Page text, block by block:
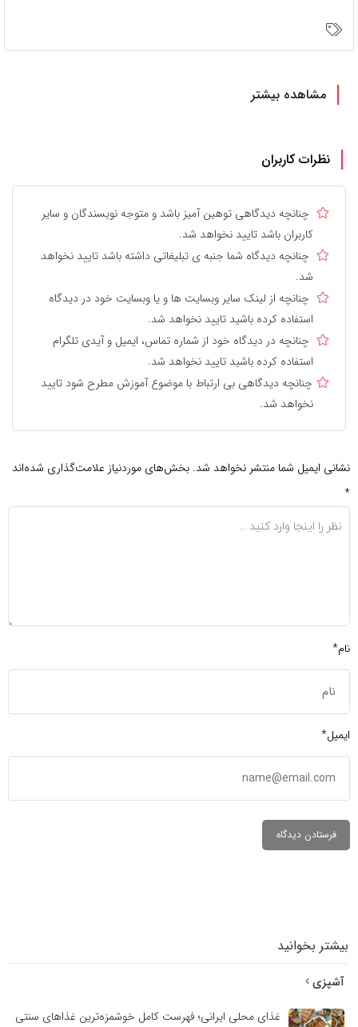
مشاهده بیشتر
نظرات کاربران
چنانچه دیدگاهی توهین آمیز باشد و متوجه نویسندگان و سایر
کاربران باشد تایید نخواهد شد.
چنانچه دیدگاه شما جنبه ی تبلیغاتی داشته باشد تایید نخواهد
شد.
چنانچه از لینک سایر وبسایت ها و یا وبسایت خود در دیدگاه
استفاده کرده باشید تایید نخواهد شد.
چنانچه در دیدگاه خود از شماره تماس، ایمیل و آیدی تلگرام
استفاده کرده باشید تایید نخواهد شد.
چنانچه دیدگاهی بی ارتباط با موضوع آموزش مطرح شود تایید
نخواهد شد.
نشانی ایمیل شما منتشر نخواهد شد. بخش‌های موردنیاز علامت‌گذاری شده‌اند
*
نام*
ایمیل*
بیشتر بخوانید
آشپزی
غذای محلی ایرانی؛ فهرست کامل خوشمزه‌ترین غذاهای سنتی